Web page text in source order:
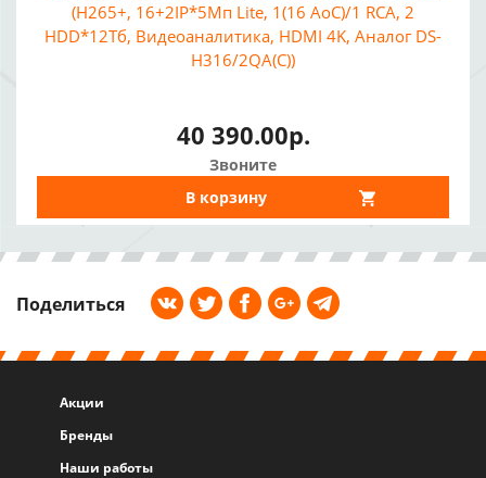
(H265+, 16+2IP*5Мп Lite, 1(16 AoC)/1 RCA, 2
HDD*12Тб, Видеоаналитика, HDMI 4K, Аналог DS-
H316/2QA(C))
40 390.00р.
Звоните
В корзину
Поделиться
Акции
Бренды
Наши работы